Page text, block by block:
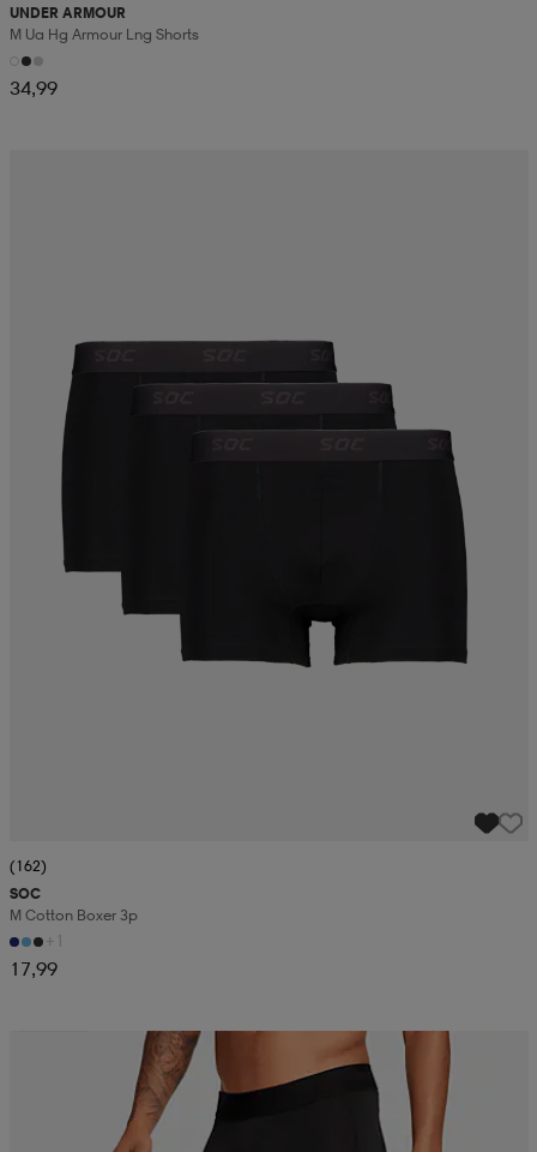
UNDER ARMOUR
M Ua Hg Armour Lng Shorts
34,99
(162)
SOC
M Cotton Boxer 3p
+1
17,99